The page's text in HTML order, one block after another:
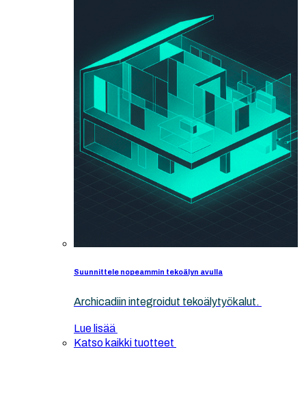
Suunnittele nopeammin tekoälyn avulla
Archicadiin integroidut tekoälytyökalut.
Lue lisää
Katso kaikki tuotteet